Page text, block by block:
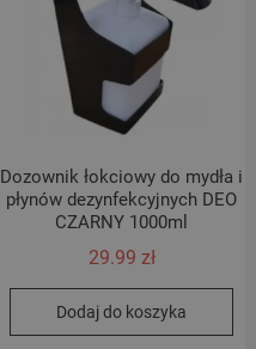
Dozownik łokciowy do mydła i
płynów dezynfekcyjnych DEO
CZARNY 1000ml
29.99 zł
Dodaj do koszyka